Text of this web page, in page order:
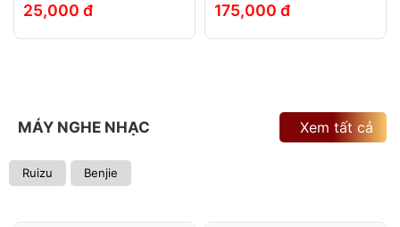
25,000 đ 175,000 đ
MÁY NGHE NHẠC
Ruizu Benjie
Xem tất cả